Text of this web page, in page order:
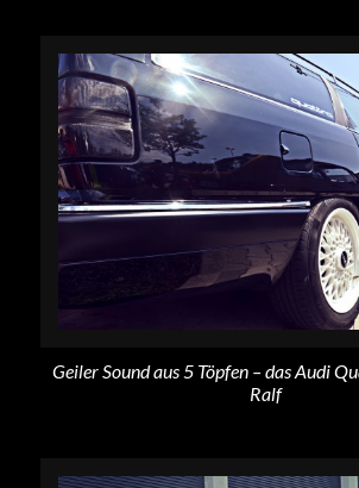
Geiler Sound aus 5 Töpfen – das Audi
Ralf